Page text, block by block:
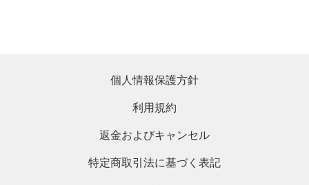
個人情報保護方針
利用規約
返金およびキャンセル
特定商取引法に基づく表記